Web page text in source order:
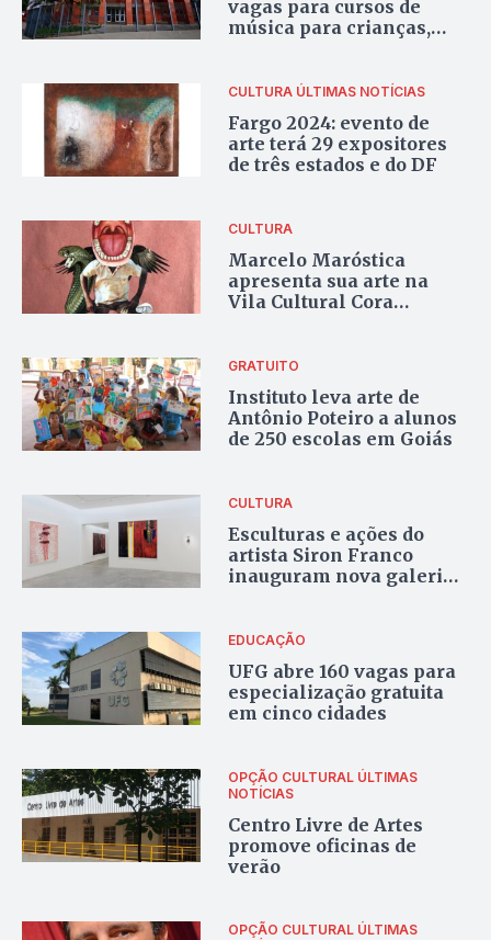
vagas para cursos de
música para crianças,
CULTURA ÚLTIMAS NOTÍCIAS
Fargo 2024: evento de
arte terá 29 expositores
de três estados e do DF
CULTURA
Marcelo Maróstica
apresenta sua arte na
Vila Cultural Cora
GRATUITO
Instituto leva arte de
Antônio Poteiro a alunos
de 250 escolas em Goiás
CULTURA
Esculturas e ações do
artista Siron Franco
inauguram nova galeria
EDUCAÇÃO
UFG abre 160 vagas para
especialização gratuita
em cinco cidades
OPÇÃO CULTURAL ÚLTIMAS
NOTÍCIAS
Centro Livre de Artes
promove oficinas de
verão
OPÇÃO CULTURAL ÚLTIMAS